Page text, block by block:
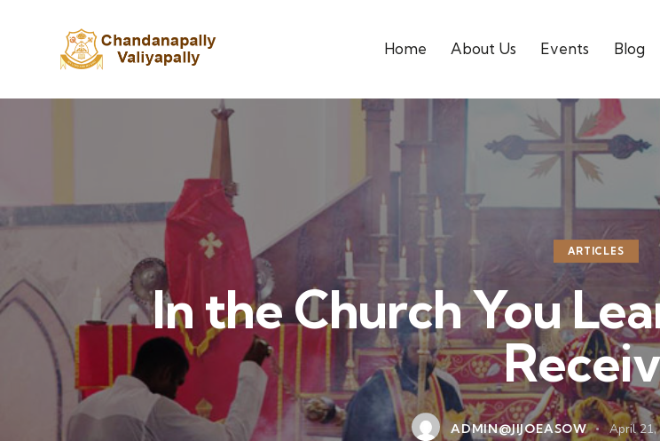
Home About Us Events Blog
ARTICLES
In the Church You
ADMIN@JIJOEASOW April 21,